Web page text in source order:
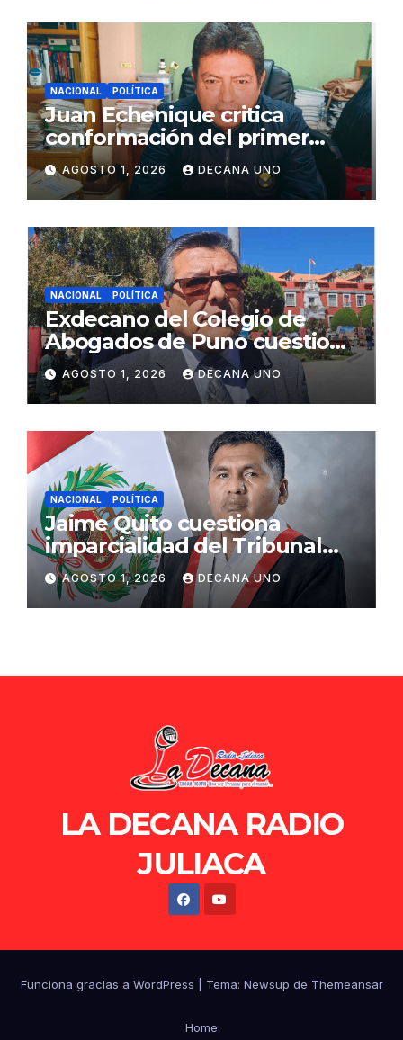
NACIONAL POLÍTICA
Juan Echenique critica
conformación del primer
gabinete ministerial de Keiko
Fujimori
AGOSTO 1, 2026 DECANA UNO
NACIONAL POLÍTICA
Exdecano del Colegio de
Abogados de Puno cuestiona
propuestas sobre seguridad
ciudadana
AGOSTO 1, 2026 DECANA UNO
NACIONAL POLÍTICA
Jaime Quito cuestiona
imparcialidad del Tribunal
Constitucional tras liberación
de Ollanta Humala
AGOSTO 1, 2026 DECANA UNO
LA DECANA RADIO
JULIACA
Funciona gracias a WordPress Tema: Newsup de Themeansar
Home